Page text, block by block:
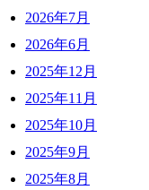
2026年7月
2026年6月
2025年12月
2025年11月
2025年10月
2025年9月
2025年8月